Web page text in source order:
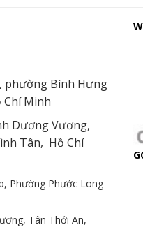
phường Bình Hưng
Chí Minh
Dương Vương,
Tân, Hồ Chí
Phường Phước Long
Tân Thới An,